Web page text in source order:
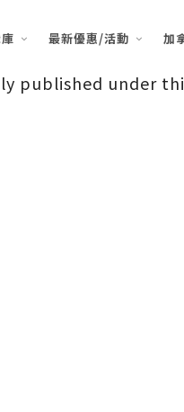
最新優惠/活動 加
published under